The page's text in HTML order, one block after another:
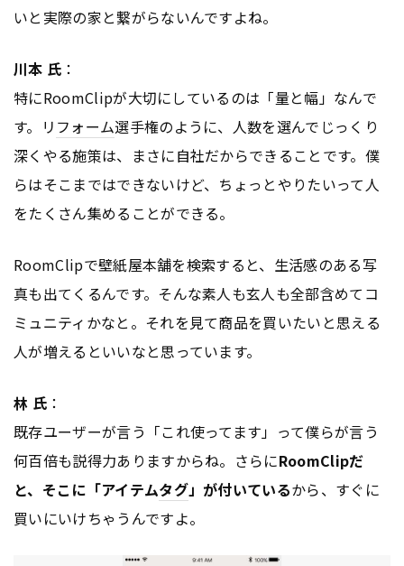
いと実際の家と繋がらないんですよね。
川本 氏 ：
特にRoomClipが大切にしているのは「量と幅」なんで
す。リ フォーム選手権のように、人数を選んでじっくり
深くやる施策は、まさに自社だからできることです。僕
らはそこまではできないけど、ちょっとやりたいって人
をたくさん集めることができる。
RoomClipで壁紙屋本舗を検索すると、生活感のある写
真も出てくるんです。そんな素人も玄人も全部含めてコ
ミュニティかなと。それを見て商品を買いたいと思える
人が増えるといいなと思っています。
林 氏：
既存ユーザーが言う「これ使ってます」って僕らが言う
何百倍も説得力ありますからね。さらにRoomClipだ
と、そこに「アイテムタグ」が付いているから、すぐに
買いにいけちゃうんですよ。